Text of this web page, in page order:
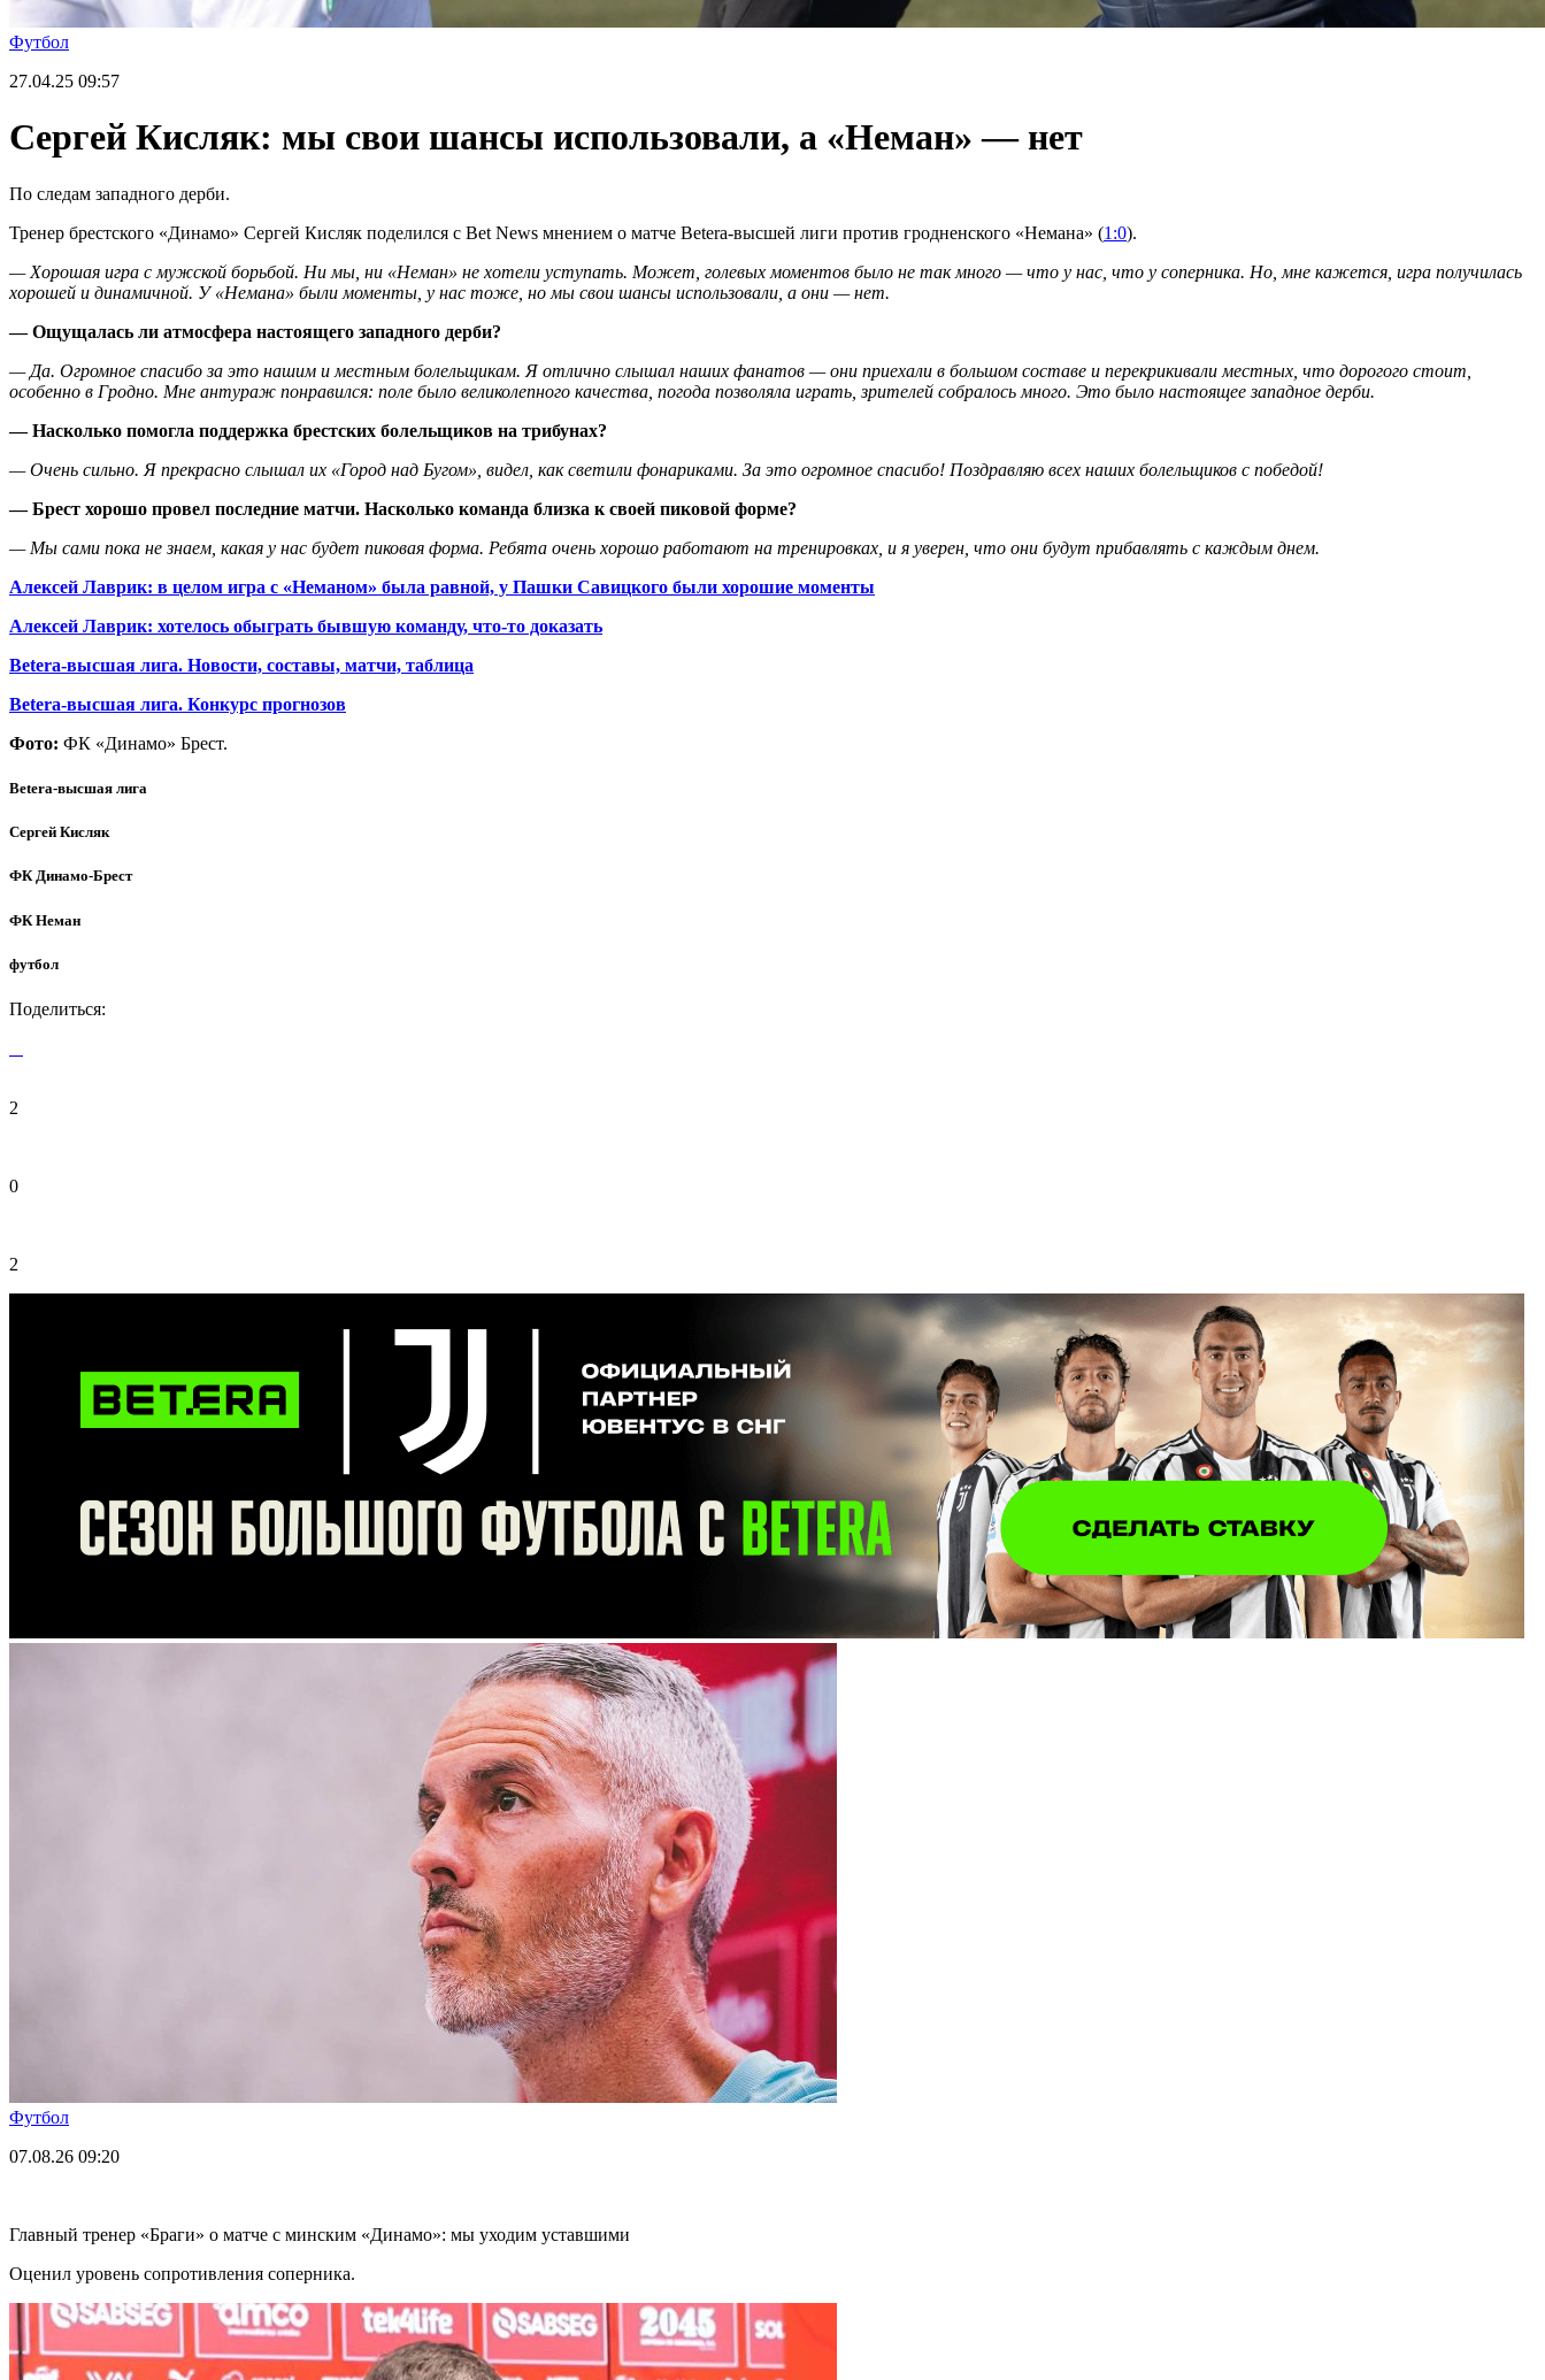
Футбол
27.04.25 09:57
Сергей Кисляк: мы свои шансы использовали, а «Неман» — нет
По следам западного дерби.
Тренер брестского «Динамо» Сергей Кисляк поделился с Bet News мнением о матче Betera-высшей лиги против гродненского «Немана» (1:0).
— Хорошая игра с мужской борьбой. Ни мы, ни «Неман» не хотели уступать. Может, голевых моментов было не так много — что у нас, что у соперника. Но, мне кажется, игра получилась
хорошей и динамичной. У «Немана» были моменты, у нас тоже, но мы свои шансы использовали, а они — нет.
— Ощущалась ли атмосфера настоящего западного дерби?
— Да. Огромное спасибо за это нашим и местным болельщикам. Я отлично слышал наших фанатов — они приехали в большом составе и перекрикивали местных, что дорогого стоит,
особенно в Гродно. Мне антураж понравился: поле было великолепного качества, погода позволяла играть, зрителей собралось много. Это было настоящее западное дерби.
— Насколько помогла поддержка брестских болельщиков на трибунах?
— Очень сильно. Я прекрасно слышал их «Город над Бугом», видел, как светили фонариками. За это огромное спасибо! Поздравляю всех наших болельщиков с победой!
— Брест хорошо провел последние матчи. Насколько команда близка к своей пиковой форме?
— Мы сами пока не знаем, какая у нас будет пиковая форма. Ребята очень хорошо работают на тренировках, и я уверен, что они будут прибавлять с каждым днем.
Алексей Лаврик: в целом игра с «Неманом» была равной, у Пашки Савицкого были хорошие моменты
Алексей Лаврик: хотелось обыграть бывшую команду, что-то доказать
Betera-высшая лига. Новости, составы, матчи, таблица
Betera-высшая лига. Конкурс прогнозов
Фото: ФК «Динамо» Брест.
Betera-высшая лига
Сергей Кисляк
ФК Динамо-Брест
ФК Неман
футбол
Поделиться:
2
0
2
Футбол
07.08.26 09:20
Главный тренер «Браги» о матче с минским «Динамо»: мы уходим уставшими
Оценил уровень сопротивления соперника.